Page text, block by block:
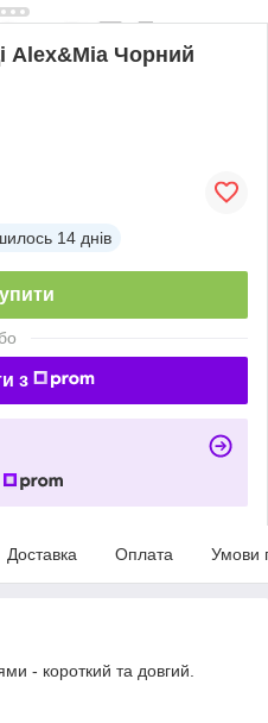
Alex&Mia Чорний
14 днів
з
Доставка Оплата Умови
- короткий та довгий.